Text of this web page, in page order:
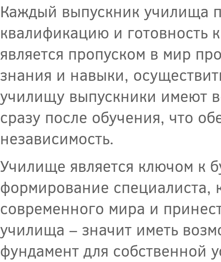
Каждый выпускник училища
квалификацию и готовность
является пропуском в мир
знания и навыки,
училищу выпускники имеют
сразу после обучения, что
независимость.
Училище является ключом к
формирование специалиста,
современного мира и
училища – значит иметь
фундамент для собственной